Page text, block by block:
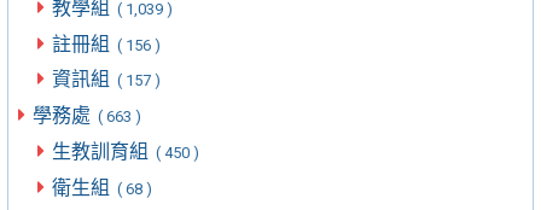
教學組 ( 1,039 )
註冊組 ( 156 )
資訊組 ( 157 )
學務處 ( 663 )
生教訓育組 ( 450 )
衛生組 ( 68 )